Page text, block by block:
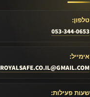
טלפון:
053-344-0653
אימייל:
ROYALSAFE.CO.IL@GMAIL.COM
שעות פעילות: